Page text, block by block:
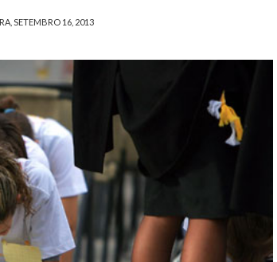
SETEMBRO 16, 2013